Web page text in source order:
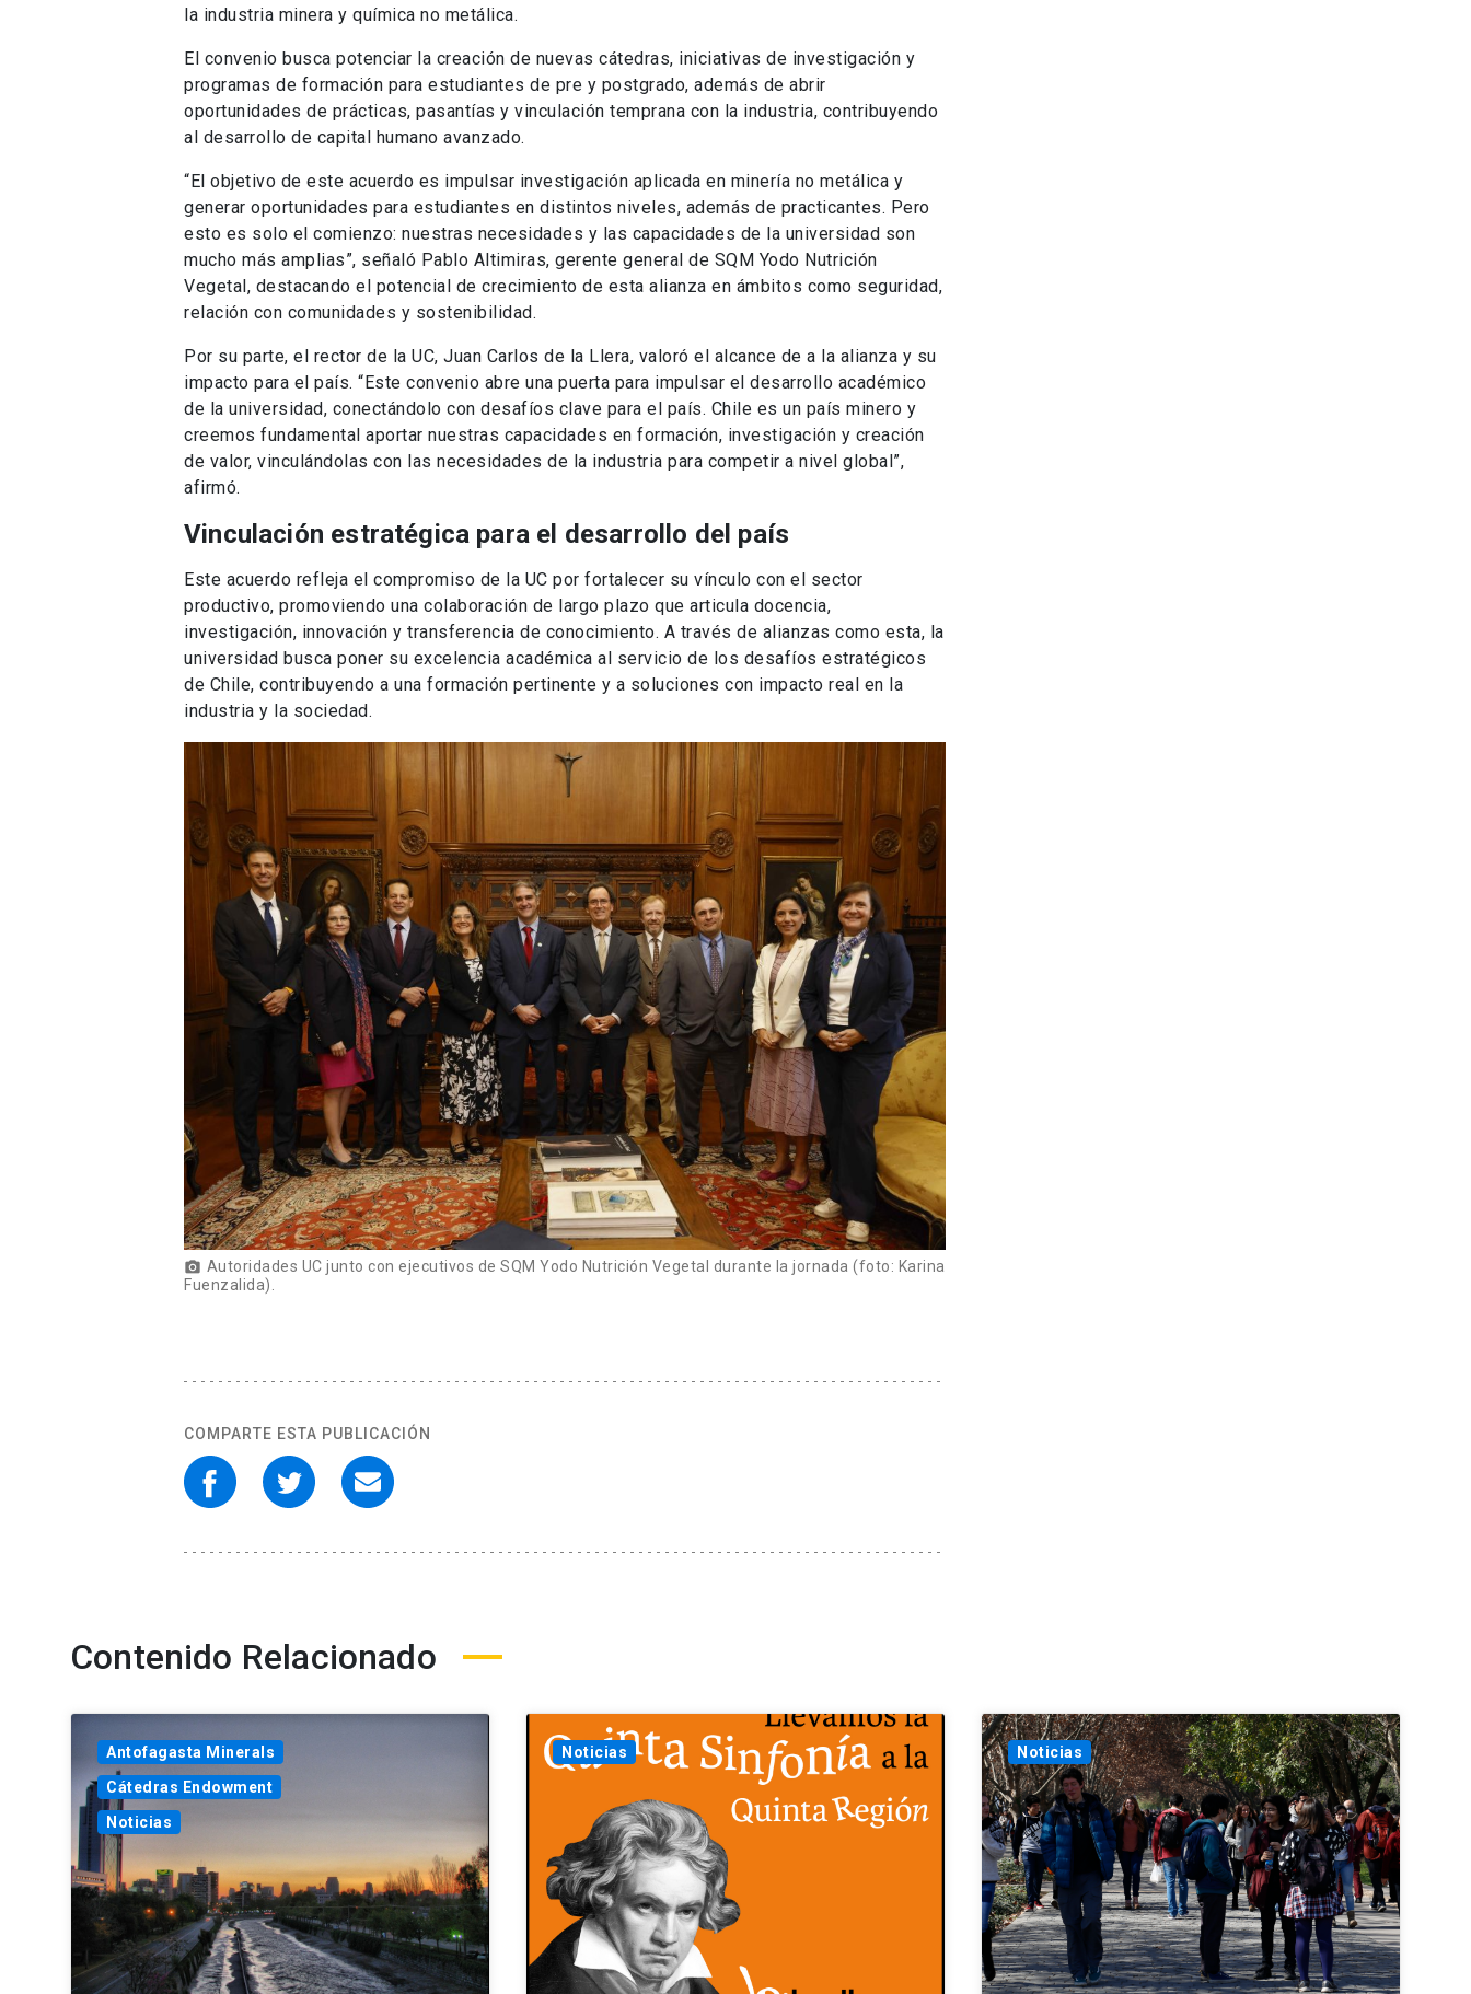
la industria minera y química no metálica.
El convenio busca potenciar la creación de nuevas cátedras, iniciativas de investigación y
programas de formación para estudiantes de pre y postgrado, además de abrir
oportunidades de prácticas, pasantías y vinculación temprana con la industria, contribuyendo
al desarrollo de capital humano avanzado.
“El objetivo de este acuerdo es impulsar investigación aplicada en minería no metálica y
generar oportunidades para estudiantes en distintos niveles, además de practicantes. Pero
esto es solo el comienzo: nuestras necesidades y las capacidades de la universidad son
mucho más amplias”, señaló Pablo Altimiras, gerente general de SQM Yodo Nutrición
Vegetal, destacando el potencial de crecimiento de esta alianza en ámbitos como seguridad,
relación con comunidades y sostenibilidad.
Por su parte, el rector de la UC, Juan Carlos de la Llera, valoró el alcance de a la alianza y su
impacto para el país. “Este convenio abre una puerta para impulsar el desarrollo académico
de la universidad, conectándolo con desafíos clave para el país. Chile es un país minero y
creemos fundamental aportar nuestras capacidades en formación, investigación y creación
de valor, vinculándolas con las necesidades de la industria para competir a nivel global”,
afirmó.
Vinculación estratégica para el desarrollo del país
Este acuerdo refleja el compromiso de la UC por fortalecer su vínculo con el sector
productivo, promoviendo una colaboración de largo plazo que articula docencia,
investigación, innovación y transferencia de conocimiento. A través de alianzas como esta, la
universidad busca poner su excelencia académica al servicio de los desafíos estratégicos
de Chile, contribuyendo a una formación pertinente y a soluciones con impacto real en la
industria y la sociedad.
Autoridades UC junto con ejecutivos de SQM Yodo Nutrición Vegetal durante la jornada (foto: Karina
Fuenzalida).
COMPARTE ESTA PUBLICACIÓN
Contenido Relacionado
Antofagasta Minerals
Cátedras Endowment
Noticias
Noticias Noticias